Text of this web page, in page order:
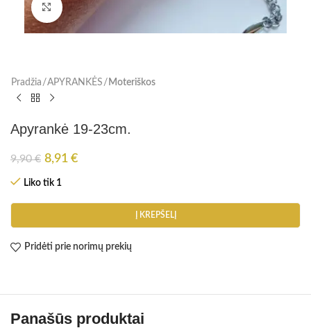
Paspauskite, kad padidinti
Pradžia APYRANKĖS Moteriškos
Apyrankė 19-23cm.
9,90€ 8,91 €
Liko tik 1
Į KREPŠELĮ
Pridėti prie norimų prekių
Panašūs produktai